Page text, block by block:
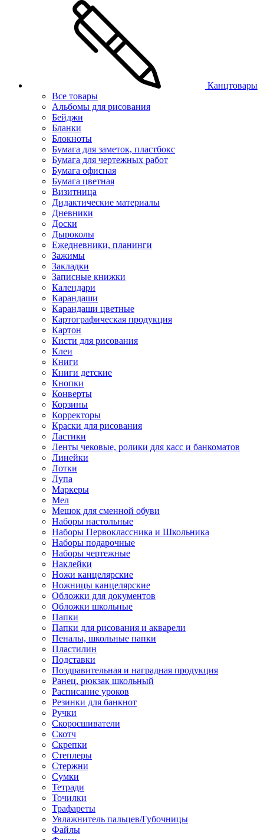
Канцтовары
Все товары
Альбомы для рисования
Бейджи
Бланки
Блокноты
Бумага для заметок, пластбокс
Бумага для чертежных работ
Бумага офисная
Бумага цветная
Визитница
Дидактические материалы
Дневники
Доски
Дыроколы
Ежедневники, планинги
Зажимы
Закладки
Записные книжки
Календари
Карандаши
Карандаши цветные
Картографическая продукция
Картон
Кисти для рисования
Клеи
Книги
Книги детские
Кнопки
Конверты
Корзины
Корректоры
Краски для рисования
Ластики
Ленты чековые, ролики для касс и банкоматов
Линейки
Лотки
Лупа
Маркеры
Мел
Мешок для сменной обуви
Наборы настольные
Наборы Первоклассника и Школьника
Наборы подарочные
Наборы чертежные
Наклейки
Ножи канцелярские
Ножницы канцелярские
Обложки для документов
Обложки школьные
Папки
Папки для рисования и акварели
Пеналы, школьные папки
Пластилин
Подставки
Поздравительная и наградная продукция
Ранец, рюкзак школьный
Расписание уроков
Резинки для банкнот
Ручки
Скоросшиватели
Скотч
Скрепки
Степлеры
Стержни
Сумки
Тетради
Точилки
Трафареты
Увлажнитель пальцев/Губочницы
Файлы